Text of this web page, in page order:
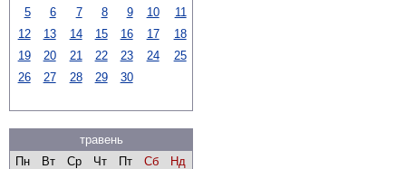
5
6 7 8 9 10
11
12
13 14 15 16 17
18
19
20 21 22 23 24
25
26
27 28 29 30
травень
Пн
Вт Ср Чт Пт Сб
Нд